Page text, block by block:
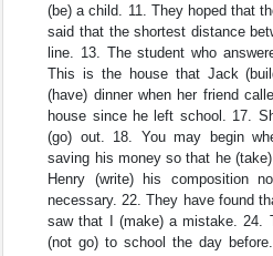
(be) a child. 11. They hoped that
said that the shortest distance
line. 13. The student who
This is the house that Jack
(have) dinner when her friend
house since he left school. 17.
(go) out. 18. You may begin
saving his money so that he
Henry (write) his composition
necessary. 22. They have found
saw that I (make) a mistake. 24.
(not go) to school the day